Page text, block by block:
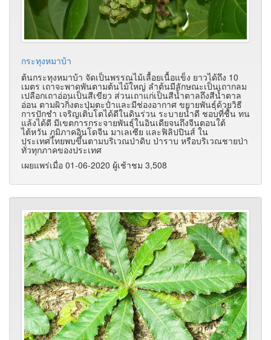
กระทุงหมาบ้า
ต้นกระทุงหมาบ้า จัดเป็นพรรณไม้เลื้อยเนื้อแข็ง ยาวได้ถึง 10
เมตร เถาจะพาดพันตามต้นไม้ใหญ่ ลำต้นมีลักษณะเป็นเถากลม
เปลือกเถาอ่อนเป็นสีเขียว ส่วนเถาแก่เป็นสีน้ำตาลถึงสีน้ำตาล
อ่อน ตามผิวกิ่งตะปุ่มตะป่ำและมีช่องอากาศ ขยายพันธุ์ด้วยวิธี
การปักชำ เจริญเติบโตได้ดีในดินร่วน ระบายน้ำดี ชอบที่ชื้น ทน
แล้งได้ดี มีเขตการกระจายพันธุ์ในอินเดียจนถึงจีนตอนใต้
ไต้หวัน ภูมิภาคอินโดจีน มาเลเซีย และฟิลิปปินส์ ใน
ประเทศไทยพบขึ้นตามบริเวณป่าดิบ ป่าราบ หรือบริเวณชายป่า
ทั่วทุกภาคของประเทศ
เผยแพร่เมื่อ 01-06-2020 ผู้เช้าชม 3,508